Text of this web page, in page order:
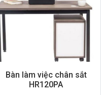
Bàn làm việc chân sắt
HR120PA